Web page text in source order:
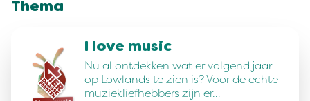
Thema
I love music
Nu al ontdekken wat er volgend jaar
op Lowlands te zien is? Voor de echte
muziekliefhebbers zijn er…